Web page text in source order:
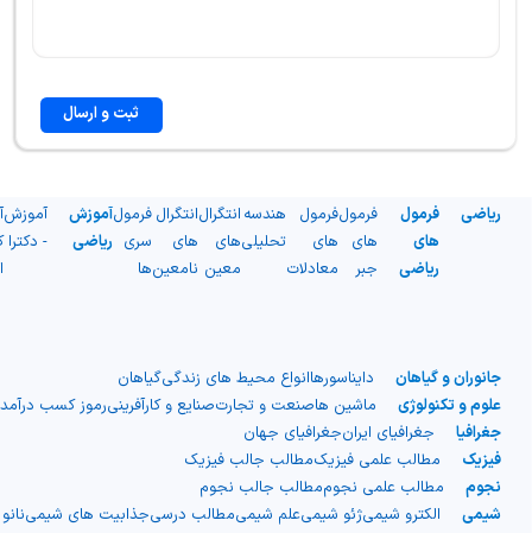
ثبت و ارسال
ریاضی
فرمول
های
ریاضی
فرمول
های
جبر
فرمول
های
معادلات
هندسه
تحلیلی
انتگرال
های
معین
انتگرال
های
نامعین
فرمول
سری
ها
آموزش
ریاضی
آموزش
- دکترا
جانوران و گیاهان دایناسورهاانواع محیط های زندگیگیاهان
علوم و تکنولوژی
ماشین هاصنعت و تجارتصنایع و کارآفرینیرموز کسب درآمد
جغرافیا
جغرافیای ایرانجغرافیای جهان
فیزیک
مطالب علمی فیزیکمطالب جالب فیزیک
نجوم
مطالب علمی نجوممطالب جالب نجوم
شیمی
الکترو شیمیژئو شیمیعلم شیمیمطالب درسیجذابیت های شیمی